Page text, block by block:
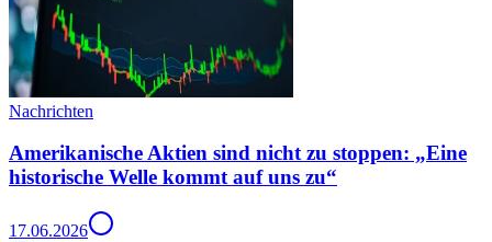
Nachrichten
Amerikanische Aktien sind nicht zu stoppen: „Eine
historische Welle kommt auf uns zu“
17.06.2026